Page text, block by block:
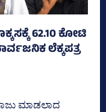
62.10 ಕೋಟಿ
ಲೆಕ್ಕಪತ್ರ
ಮಾಡಲಾದ